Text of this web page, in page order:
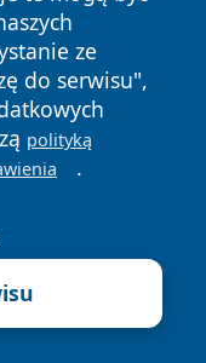
ze
do serwisu",
polityką
.
Polityka
Cookies